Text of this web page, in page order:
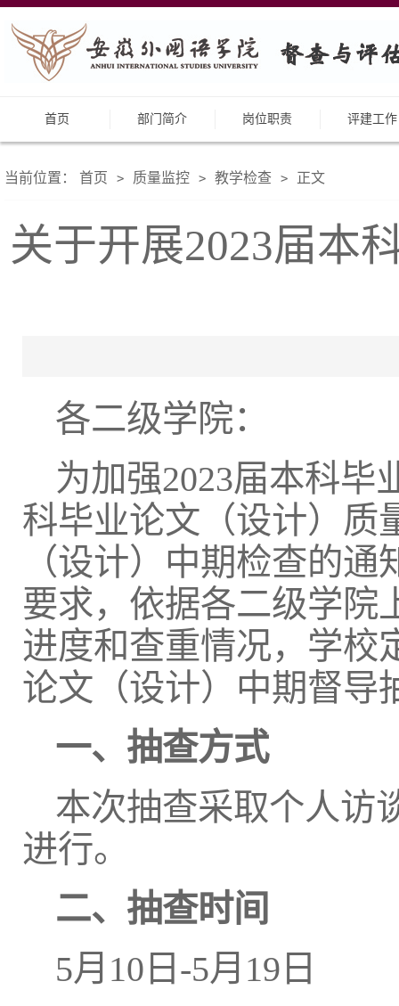
首页 部门简介 岗位职责 评建工作
当前位置： 首页 > 质量监控 > 教学检查 > 正文
关于开展2023届本
各二级学院：
为加强2023届本科毕
科毕业论文（设计）质
（设计）中期检查的
要求，依据各二级学院
进度和查重情况，学校
论文（设计）中期督导
一、 抽查方式
本次抽查采取个人访
进行。
二、 抽查时间
5月10日-5月19日